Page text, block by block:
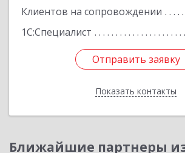
Клиентов на сопровождении
1С:Специалист
Отправить заявку
Показать контакты
Отправить заявку
Назад
Ближайшие партнеры